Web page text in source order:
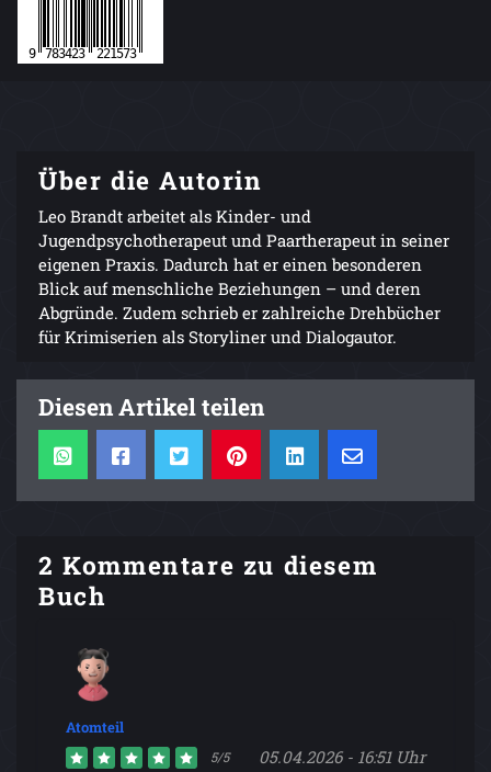
Über die Autorin
Leo Brandt arbeitet als Kinder- und
Jugendpsychotherapeut und Paartherapeut in seiner
eigenen Praxis. Dadurch hat er einen besonderen
Blick auf menschliche Beziehungen – und deren
Abgründe. Zudem schrieb er zahlreiche Drehbücher
für Krimiserien als Storyliner und Dialogautor.
Diesen Artikel teilen
2 Kommentare zu diesem
Buch
Atomteil
5/5 05.04.2026 - 16:51 Uhr